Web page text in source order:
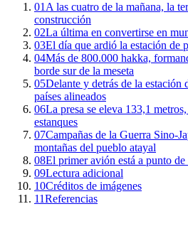
01 A las cuatro de la mañana, la
construcción
02La última en convertirse en
03El día que ardió la estación de
04Más de 800.000 hakka,
borde sur de la meseta
05Delante y detrás de la estación
países alineados
06La presa se eleva 133,1
estanques
07Campañas de la Guerra Sino-
montañas del pueblo atayal
08El primer avión está a punto de
09Lectura adicional
10Créditos de imágenes
11Referencias